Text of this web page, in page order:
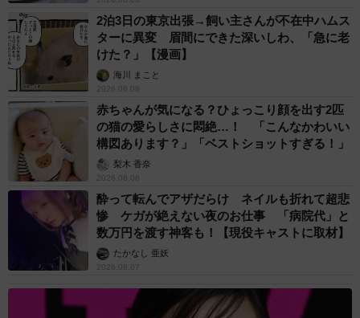
2泊3日の東京出張→飼い主さんが不在中ハムス
ターに異変 眉間にできた深いしわ、「急に老
けた？」【漫画】
海川 まこと
2026.08.08
赤ちゃんが気になる？ひょっこり顔を出す2匹
の猫の愛らしさに悶絶…！ 「こんなかわいい
構図あります？」「ベストショットすぎる！」
梨木 香奈
2026.08.08
酔って転んでアザだらけ ネイルも折れて超悲
惨 ケガが絶えない夜のお仕事 「病院代」と
数万円を渡す神客も！【現役キャストに取材】
たかなし 亜妖
2026.08.07